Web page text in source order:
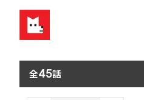
全45話